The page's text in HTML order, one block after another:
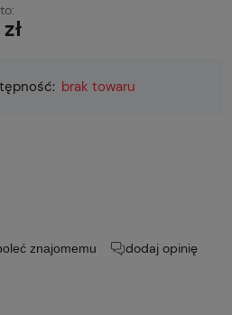
brak towaru
znajomemu dodaj opinię